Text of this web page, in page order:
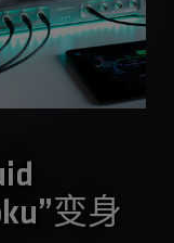
变身